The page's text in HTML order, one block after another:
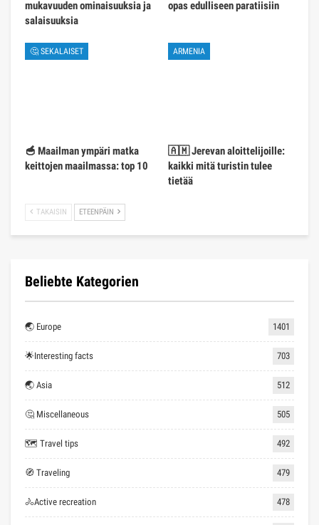
mukavuuden ominaisuuksia ja
salaisuuksia
opas edulliseen paratiisiin
🤔 SEKALAISET
🥣 Maailman ympäri matka
keittojen maailmassa: top 10
ARMENIA
🇦🇲 Jerevan aloittelijoille:
kaikki mitä turistin tulee
tietää
TAKAISIN ETEENPÄIN
Beliebte Kategorien
🌏 Europe 1401
🌟Interesting facts 703
🌏 Asia 512
🤔 Miscellaneous 505
🗺 Travel tips 492
🧭 Traveling 479
🚴Active recreation 478